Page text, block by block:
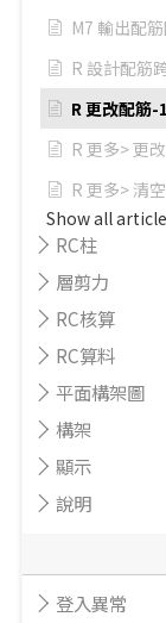
M7 輸出配
R 設計配筋
R 更改配筋-
R 更多> 更
R 更多> 清
Show all
RC柱
層剪力
RC核算
RC算料
平面構架圖
構架
顯示
說明
登入異常